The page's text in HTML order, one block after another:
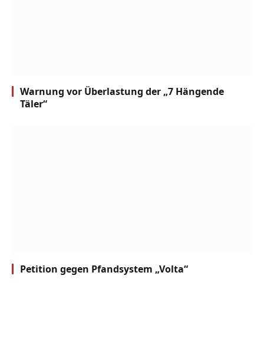
Warnung vor Überlastung der „7 Hängende
Täler“
Petition gegen Pfandsystem „Volta“